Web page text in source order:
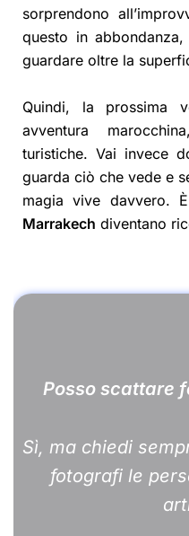
sorprendono
questo in
guardare oltre la
Quindi, la prossima
avventura
turistiche. Vai invece
guarda ciò che vede e
magia vive davvero.
Marrakech diventano
Posso scattare
Sì, ma chiedi
fotografi le